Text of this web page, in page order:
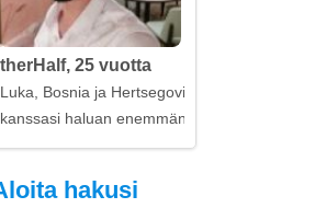
25 vuotta
Bosnia ja Hertsegovina
haluan enemmän
hakusi